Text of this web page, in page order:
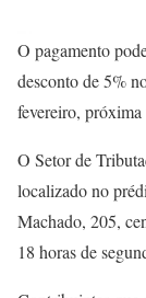
O pagamento
desconto de 5%
fevereiro, próxima
O Setor de
localizado no
Machado, 205,
18 horas de